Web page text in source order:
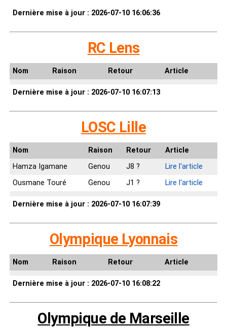
Dernière mise à jour : 2026-07-10 16:06:36
RC Lens
Nom Raison Retour Article
Dernière mise à jour : 2026-07-10 16:07:13
LOSC Lille
Nom Raison Retour
Article
Hamza Igamane
Genou J8 ?
Lire l'article
Ousmane Touré
Genou J1 ? Lire l'article
Dernière mise à jour : 2026-07-10 16:07:39
Olympique Lyonnais
Nom Raison Retour Article
Dernière mise à jour : 2026-07-10 16:08:22
Olympique de Marseille